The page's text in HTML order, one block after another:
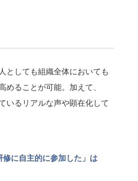
としても組織全体においても
ることが可能。加えて、
いるリアルな声や顕在化して
に自主的に参加した」は